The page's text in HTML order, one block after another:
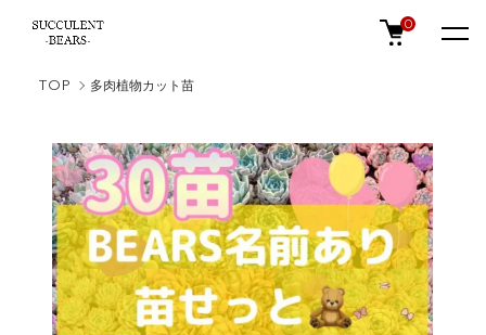
0
TOP 多肉植物カット苗